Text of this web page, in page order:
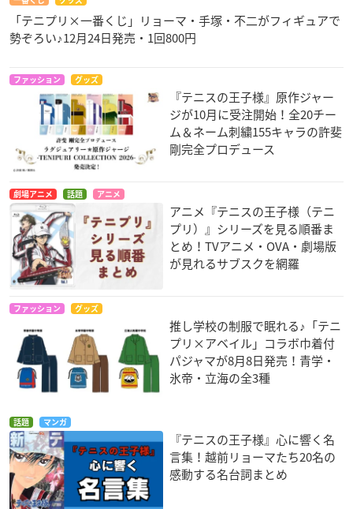
「テニプリ×一番くじ」リョーマ・手塚・不二がフィギュアで
勢ぞろい♪12月24日発売・1回800円
ファッション グッズ
『テニスの王子様』原作ジャー
ジが10月に受注開始！全20チー
ム＆ネーム刺繍155キャラの許斐
剛完全プロデュース
劇場アニメ 話題 アニメ
アニメ『テニスの王子様（テニ
プリ）』シリーズを見る順番ま
とめ！TVアニメ・OVA・劇場版
が見れるサブスクを網羅
ファッション グッズ
推し学校の制服で眠れる♪「テニ
プリ×アベイル」コラボ巾着付
パジャマが8月8日発売！青学・
氷帝・立海の全3種
話題 マンガ
『テニスの王子様』心に響く名
言集！越前リョーマたち20名の
感動する名台詞まとめ